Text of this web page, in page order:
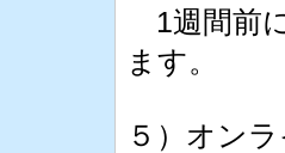
1週間前
ます。
５）オン